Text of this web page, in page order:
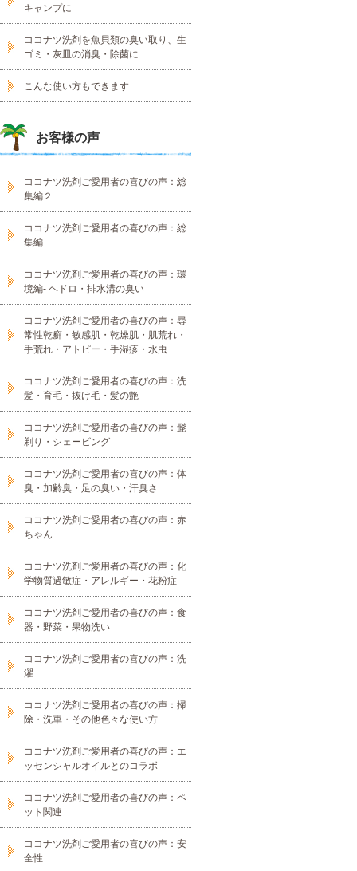
キャンプに
ココナツ洗剤を魚貝類の臭い取り、生
ゴミ・灰皿の消臭・除菌に
こんな使い方もできます
お客様の声
ココナツ洗剤ご愛用者の喜びの声：総
集編２
ココナツ洗剤ご愛用者の喜びの声：総
集編
ココナツ洗剤ご愛用者の喜びの声：環
境編- ヘドロ・排水溝の臭い
ココナツ洗剤ご愛用者の喜びの声：尋
常性乾癬・敏感肌・乾燥肌・肌荒れ・
手荒れ・アトピー・手湿疹・水虫
ココナツ洗剤ご愛用者の喜びの声：洗
髪・育毛・抜け毛・髪の艶
ココナツ洗剤ご愛用者の喜びの声：髭
剃り・シェービング
ココナツ洗剤ご愛用者の喜びの声：体
臭・加齢臭・足の臭い・汗臭さ
ココナツ洗剤ご愛用者の喜びの声：赤
ちゃん
ココナツ洗剤ご愛用者の喜びの声：化
学物質過敏症・アレルギー・花粉症
ココナツ洗剤ご愛用者の喜びの声：食
器・野菜・果物洗い
ココナツ洗剤ご愛用者の喜びの声：洗
濯
ココナツ洗剤ご愛用者の喜びの声：掃
除・洗車・その他色々な使い方
ココナツ洗剤ご愛用者の喜びの声：エ
ッセンシャルオイルとのコラボ
ココナツ洗剤ご愛用者の喜びの声：ペ
ット関連
ココナツ洗剤ご愛用者の喜びの声：安
全性